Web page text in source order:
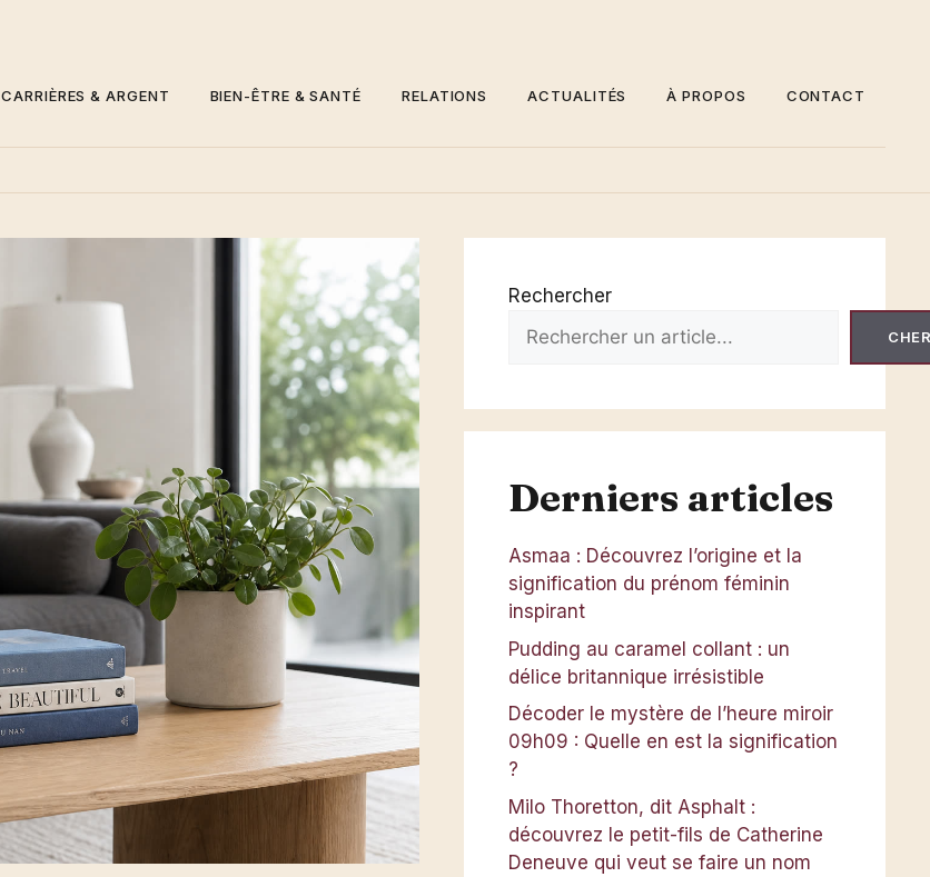
CARRIÈRES & ARGENT BIEN-ÊTRE & SANTÉ RELATIONS ACTUALITÉS À PROPOS CONTACT
Rechercher
Derniers articles
Asmaa : Découvrez l’origine et la
signification du prénom féminin
inspirant
Pudding au caramel collant : un
délice britannique irrésistible
Décoder le mystère de l’heure miroir
09h09 : Quelle en est la signification
?
Milo Thoretton, dit Asphalt :
découvrez le petit-fils de Catherine
Deneuve qui veut se faire un nom